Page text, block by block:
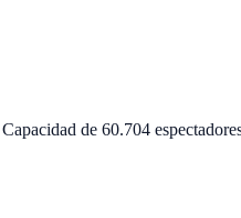
Capacidad de 60.704